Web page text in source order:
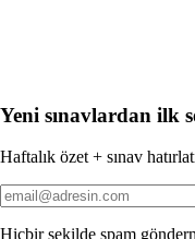
Yeni sınavlardan ilk
Haftalık özet + sınav
Hiçbir şekilde spam